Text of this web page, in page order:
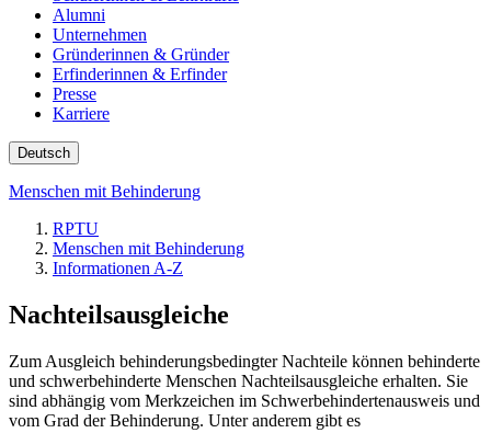
Alumni
Unternehmen
Gründerinnen & Gründer
Erfinderinnen & Erfinder
Presse
Karriere
Deutsch
Menschen mit Behinderung
RPTU
Menschen mit Behinderung
Informationen A-Z
Nachteilsausgleiche
Zum Ausgleich behinderungsbedingter Nachteile können behinderte
und schwerbehinderte Menschen Nachteilsausgleiche erhalten. Sie
sind abhängig vom Merkzeichen im Schwerbehindertenausweis und
vom Grad der Behinderung. Unter anderem gibt es